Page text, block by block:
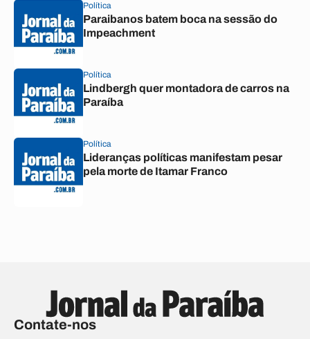
Política
Paraibanos batem boca na sessão do
Impeachment
Política
Lindbergh quer montadora de carros na
Paraíba
Política
Lideranças políticas manifestam pesar
pela morte de Itamar Franco
Contate-nos